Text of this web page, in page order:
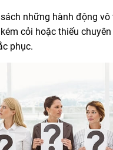
những hành động vô
cỏi hoặc thiếu
phục.